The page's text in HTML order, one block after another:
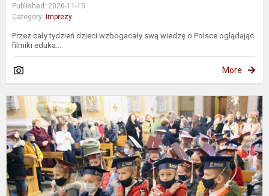
Published: 2020-11-15
Category: Imprezy
Przez cały tydzień dzieci wzbogacały swą wiedzę o Polsce oglądając
filmiki eduka...
More